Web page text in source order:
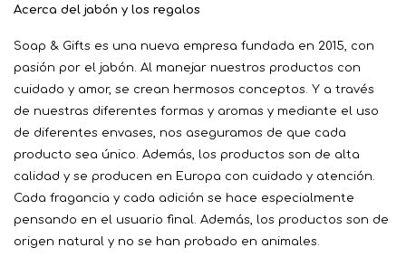
Acerca del jabón y los regalos
Soap & Gifts es una nueva empresa fundada en 2015, con
pasión por el jabón. Al manejar nuestros productos con
cuidado y amor, se crean hermosos conceptos. Y a través
de nuestras diferentes formas y aromas y mediante el uso
de diferentes envases, nos aseguramos de que cada
producto sea único. Además, los productos son de alta
calidad y se producen en Europa con cuidado y atención.
Cada fragancia y cada adición se hace especialmente
pensando en el usuario final. Además, los productos son de
origen natural y no se han probado en animales.